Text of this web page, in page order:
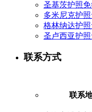
圣基茨护照
多米尼克护
格林纳达护
圣卢西亚护
联系方式
联系